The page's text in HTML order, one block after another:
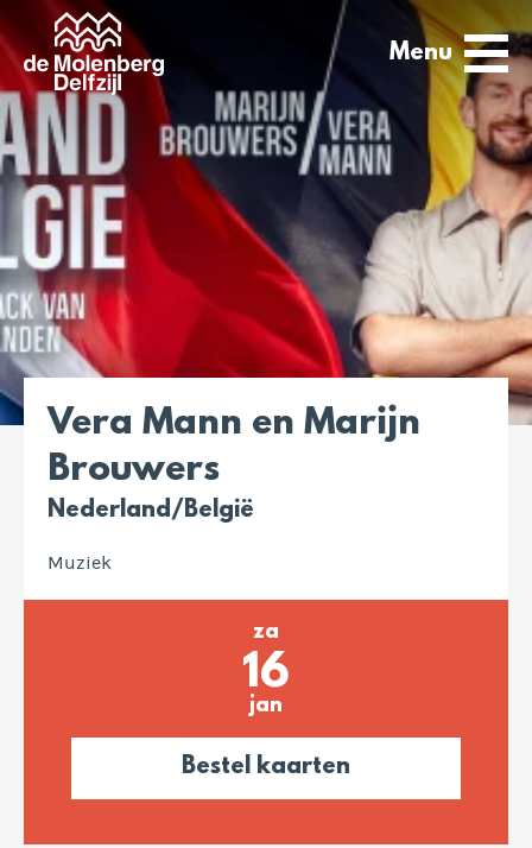
Menu
Vera Mann en Marijn
Brouwers
Nederland/België
Muziek
za
16
jan
Bestel kaarten